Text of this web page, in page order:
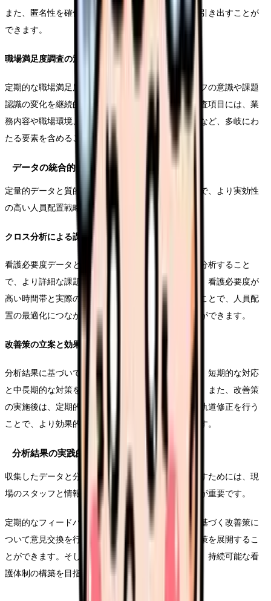
また、匿名性を確保することで、より率直な意見を引き出すことが
できます。
職場満足度調査の活用手法
定期的な職場満足度調査を実施することで、スタッフの意識や課題
認識の変化を継続的に把握することができます。調査項目には、業
務内容や職場環境、人間関係、キャリア開発の機会など、多岐にわ
たる要素を含めることが重要です。
データの統合的分析と活用
定量的データと質的データを統合的に分析することで、より実効性
の高い人員配置戦略を立案することができます。
クロス分析による課題抽出
看護必要度データと職員の勤務実績データをクロス分析すること
で、より詳細な課題抽出が可能となります。例えば、看護必要度が
高い時間帯と実際の配置人数のギャップを分析することで、人員配
置の最適化につながる具体的な改善点を見出すことができます。
改善策の立案と効果測定
分析結果に基づいて具体的な改善策を立案する際は、短期的な対応
と中長期的な対策を併せて検討することが重要です。また、改善策
の実施後は、定期的に効果を測定し、必要に応じて軌道修正を行う
ことで、より効果的な人員配置の実現につながります。
分析結果の実践的活用
収集したデータと分析結果を実際の業務改善に活かすためには、現
場のスタッフと情報を共有し、共通認識を持つことが重要です。
定期的なフィードバック会議を開催し、分析結果に基づく改善策に
ついて意見交換を行うことで、より実効性の高い施策を展開するこ
とができます。そして、これらの取り組みを通じて、持続可能な看
護体制の構築を目指していきます。